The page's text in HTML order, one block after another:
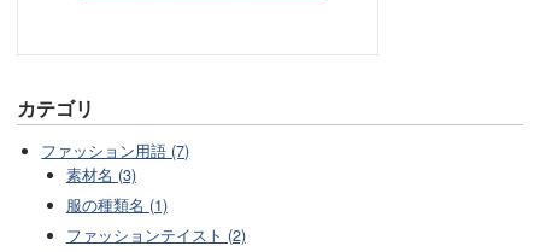
カテゴリ
ファッション用語 (7)
素材名 (3)
服の種類名 (1)
ファッションテイスト (2)